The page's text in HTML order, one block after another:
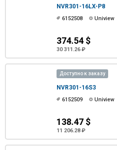
NVR301-16LX-P8
6152508 Uniview
374.54 $
30 311.26 ₽
Доступно к заказу
NVR301-16S3
6152509 Uniview
138.47 $
11 206.28 ₽